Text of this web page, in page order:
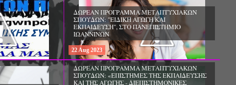
ΤΗΣ
ΚΟΙΝΩΝΙΚΗΣ
ΚΑΙ ΤΟ
ΨΥΧΙΚΗΣ
22Aug 2023